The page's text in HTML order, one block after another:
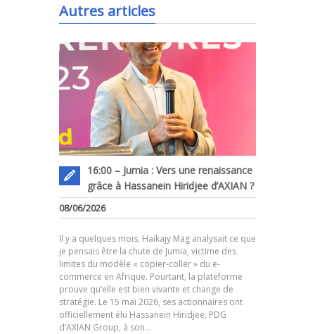
Autres articles
16:00 – Jumia : Vers une renaissance
grâce à Hassanein Hiridjee d’AXIAN ?
08/06/2026
Il y a quelques mois, Haikajy Mag analysait ce que
je pensais être la chute de Jumia, victime des
limites du modèle « copier-coller » du e-
commerce en Afrique. Pourtant, la plateforme
prouve qu’elle est bien vivante et change de
stratégie. Le 15 mai 2026, ses actionnaires ont
officiellement élu Hassanein Hiridjee, PDG
d’AXIAN Group, à son…